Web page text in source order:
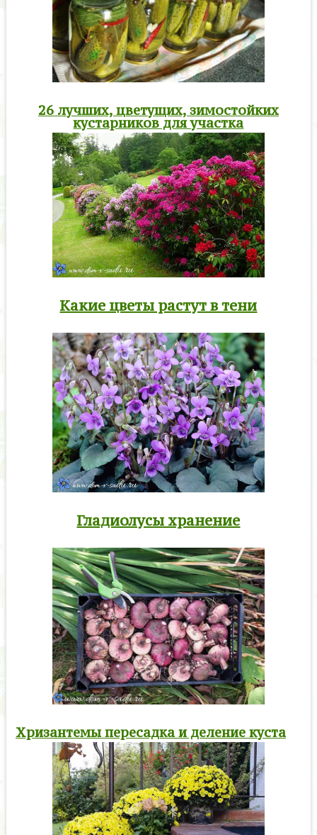
26 лучших, цветущих, зимостойких
кустарников для участка
Какие цветы растут в тени
Гладиолусы хранение
Хризантемы пересадка и деление куста